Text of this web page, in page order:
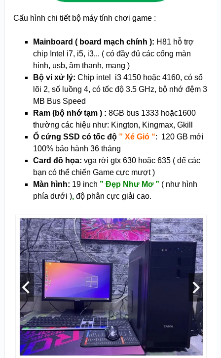
Cấu hình chi tiết bộ máy tính chơi game :
Mainboard ( board mạch chính ): H81 hỗ trợ
chip Intel i7, i5, i3,.. ( có đầy đủ các cổng màn
hình, usb, âm thanh, mạng )
Bộ vi xử lý: Chip intel i3 4150 hoặc 4160, có số
lõi 2, số luồng 4, có tốc độ 3.5 GHz, bộ nhớ đệm 3
MB Bus Speed
Ram (bộ nhớ tạm ) : 8GB bus 1333 hoặc1600
thường các hiệu như: Kington, Kingmax, Gkill
Ổ cứng SSD có tốc độ ” Xé Gió “: 120 GB mới
100% bảo hành 36 tháng
Card đồ họa: vga rời gtx 630 hoặc 635 ( để các
bạn có thể chiến Game cực mượt )
Màn hình: 19 inch ” Đẹp Như Mơ ” ( như hình
phía dưới ),độ phân cực giải cao.